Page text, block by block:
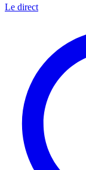
Le direct